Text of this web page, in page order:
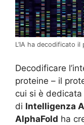
L’IA ha decodificato
Decodificare
proteine – il
cui si è dedicata
di Intelligenza
AlphaFold ha